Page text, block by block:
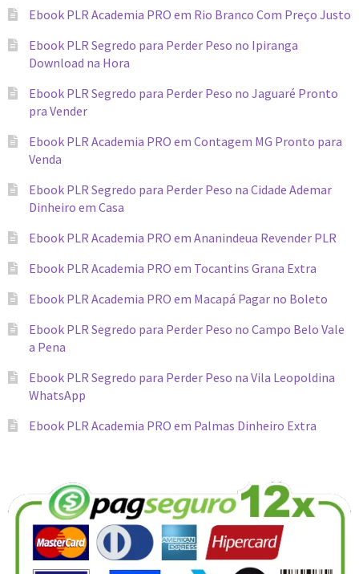
Ebook PLR Academia PRO em Rio Branco Com Preço Justo
Ebook PLR Segredo para Perder Peso no Ipiranga
Download na Hora
Ebook PLR Segredo para Perder Peso no Jaguaré Pronto
pra Vender
Ebook PLR Academia PRO em Contagem MG Pronto para
Venda
Ebook PLR Segredo para Perder Peso na Cidade Ademar
Dinheiro em Casa
Ebook PLR Academia PRO em Ananindeua Revender PLR
Ebook PLR Academia PRO em Tocantins Grana Extra
Ebook PLR Academia PRO em Macapá Pagar no Boleto
Ebook PLR Segredo para Perder Peso no Campo Belo Vale
a Pena
Ebook PLR Segredo para Perder Peso na Vila Leopoldina
WhatsApp
Ebook PLR Academia PRO em Palmas Dinheiro Extra